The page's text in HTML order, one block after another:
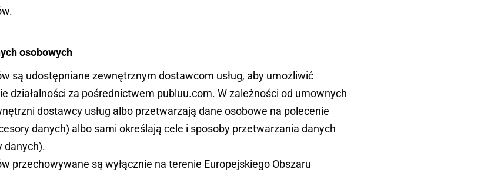
osobowych
są udostępniane zewnętrznym dostawcom usług, aby umożliwić
działalności za pośrednictwem publuu.com. W zależności od umownych
dostawcy usług albo przetwarzają dane osobowe na polecenie
danych) albo sami określają cele i sposoby przetwarzania danych
danych).
przechowywane są wyłącznie na terenie Europejskiego Obszaru